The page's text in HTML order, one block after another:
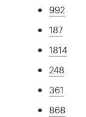
992
187
1814
248
361
868